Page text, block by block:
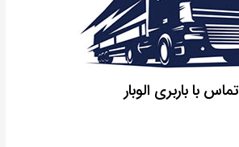
تماس با باربری الوبار